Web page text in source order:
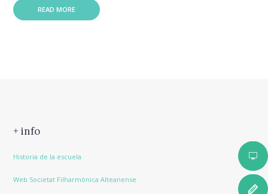
READ MORE
+ info
Historia de la escuela
Web Societat Filharmònica Alteanense